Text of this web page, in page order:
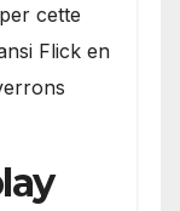
cette
Flick en